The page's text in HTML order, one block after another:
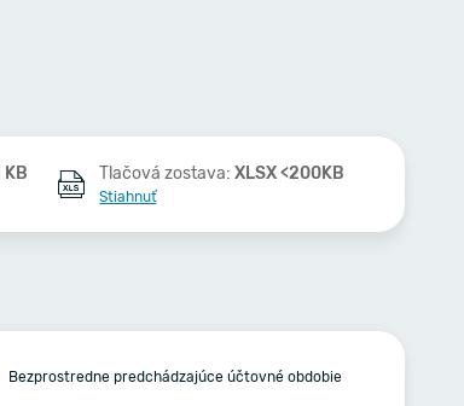
KB Tlačová zostava:XLSX <200KB
Stiahnuť
Bezprostredne predchádzajúce účtovné obdobie